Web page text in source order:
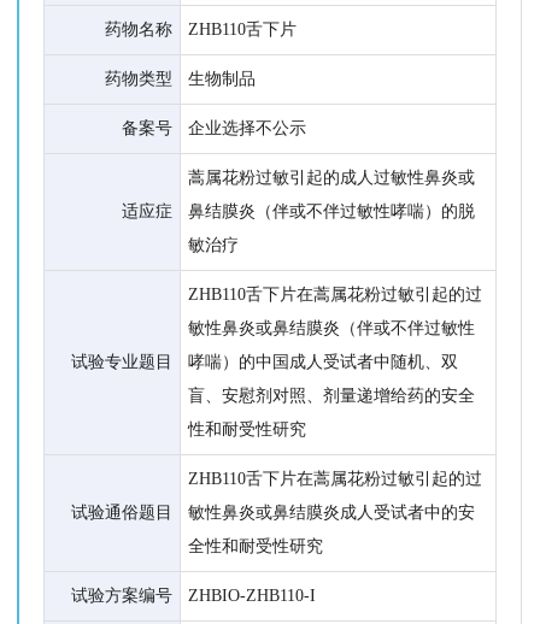
药物名称 ZHB110舌下片
药物类型 生物制品
备案号 企业选择不公示
适应症
蒿属花粉过敏引起的成人过敏性鼻炎或
鼻结膜炎（伴或不伴过敏性哮喘）的脱
敏治疗
试验专业题目
ZHB110舌下片在蒿属花粉过敏引起的过
敏性鼻炎或鼻结膜炎（伴或不伴过敏性
哮喘）的中国成人受试者中随机、双
盲、安慰剂对照、剂量递增给药的安全
性和耐受性研究
试验通俗题目
ZHB110舌下片在蒿属花粉过敏引起的过
敏性鼻炎或鼻结膜炎成人受试者中的安
全性和耐受性研究
试验方案编号 ZHBIO-ZHB110-I